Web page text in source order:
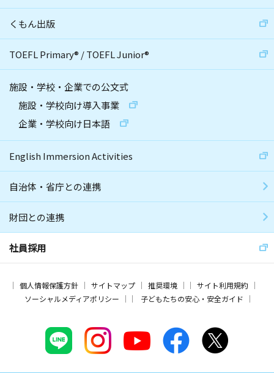
くもん出版
TOEFL Primary® /TOEFL Junior®
施設・学校・企業での公文式
施設・学校向け導入事業
企業・学校向け日本語
English Immersion Activities
自治体・省庁との連携
財団との連携
社員採用
個人情報保護方針 サイトマップ 推奨環境
サイト利用規約
ソーシャルメディアポリシー
子どもたちの安心・安全ガイド